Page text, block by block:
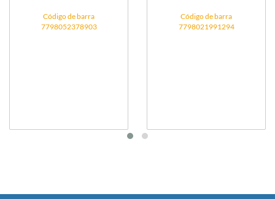
Código de barra
7798052378903
Código de barra
7798021991294